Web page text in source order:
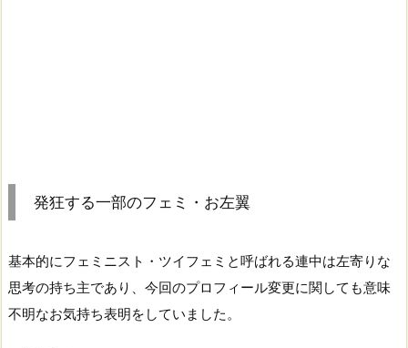
発狂する一部のフェミ・お左翼
基本的にフェミニスト・ツイフェミと呼ばれる連中は左寄りな
思考の持ち主であり、今回のプロフィール変更に関しても意味
不明なお気持ち表明をしていました。